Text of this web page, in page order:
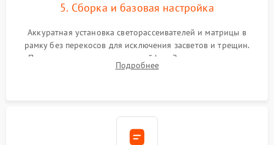
5. Сборка и базовая настройка
Аккуратная установка светорассеивателей и матрицы в
рамку без перекосов для исключения засветов и трещин.
Подключение внутренних шлейфов. Закрытие корпуса.
Сброс настроек и обновление программного обеспечения.
Подробнее